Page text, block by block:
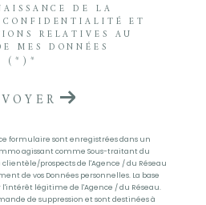
DE LA
ET
RELATIVES AU
MES DONNÉES
(*)*
formulaire sont enregistrées dans un
agissant comme Sous-traitant du
prospects de l'Agence / du Réseau
de vos Données personnelles. La base
légitime de l'Agence / du Réseau.
de suppression et sont destinées à